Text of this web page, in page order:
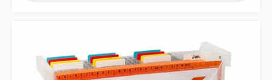
Büro. Optimieren Sie Ihre Dokumentenverwaltung mit
dem MAPPEI Leitkarten-Set, dem idealen Ersatz zum
Wiedervorlage-Ordner. Dieses Set ist speziell darauf